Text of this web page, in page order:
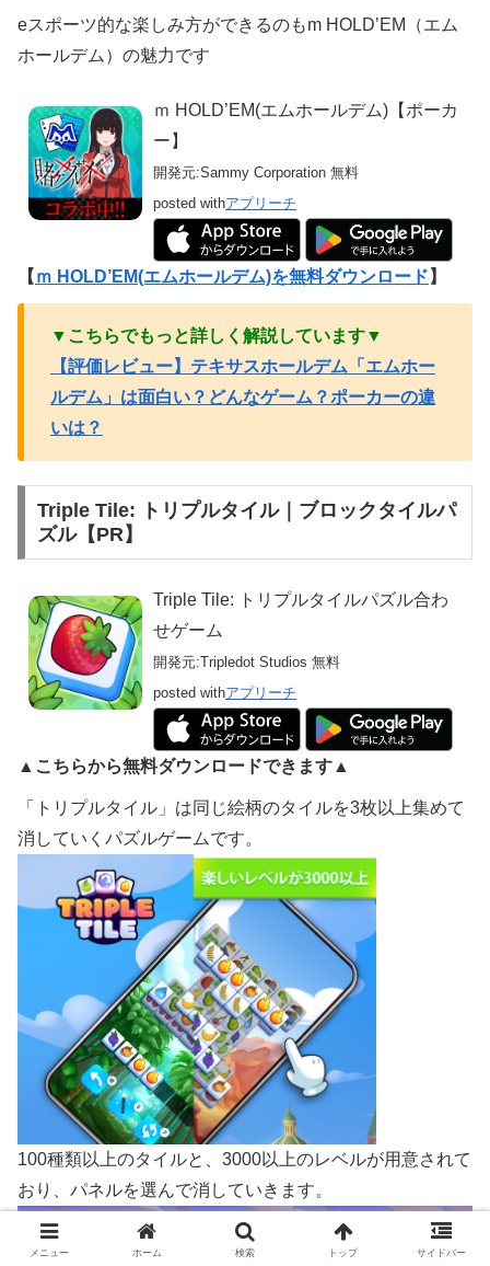
eスポーツ的な楽しみ方ができるのもm HOLD’EM（エム
ホールデム）の魅力です
ｍ HOLD’EM(エムホールデム)【ポーカ
ー】
開発元:Sammy Corporation 無料
posted withアプリーチ
【 ｍ HOLD’EM(エムホールデム)を無料ダウンロード 】
▼こちらでもっと詳しく解説しています▼
【評価レビュー】テキサスホールデム「エムホー
ルデム」は面白い？どんなゲーム？ポーカーの違
いは？
Triple Tile: トリプルタイル｜ブロックタイルパ
ズル【PR】
Triple Tile: トリプルタイルパズル合わ
せゲーム
開発元:Tripledot Studios 無料
posted withアプリーチ
▲こちらから無料ダウンロードできます▲
「トリプルタイル」は同じ絵柄のタイルを3枚以上集めて
消していくパズルゲームです。
100種類以上のタイルと、3000以上のレベルが用意されて
おり、パネルを選んで消していきます。
メニュー ホーム 検索 トップ サイドバー